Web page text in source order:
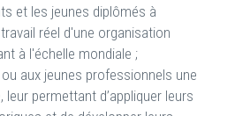
et les jeunes diplômés à
réel d'une organisation
à l'échelle mondiale ;
aux jeunes professionnels une
leur permettant d’appliquer leurs